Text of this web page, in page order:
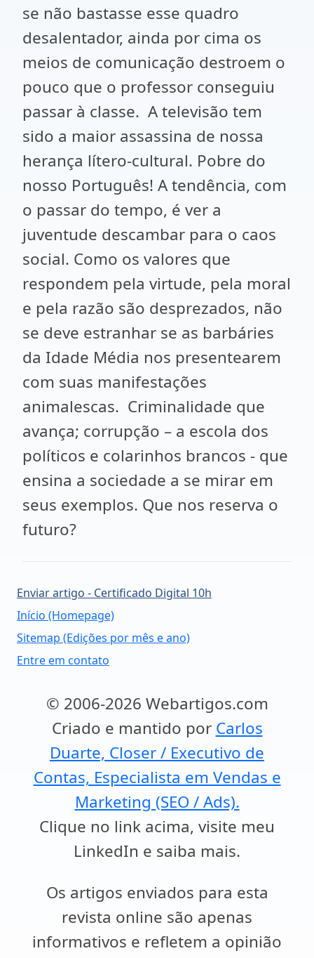
se não bastasse esse quadro
desalentador, ainda por cima os
meios de comunicação destroem o
pouco que o professor conseguiu
passar à classe. A televisão tem
sido a maior assassina de nossa
herança lítero-cultural. Pobre do
nosso Português! A tendência, com
o passar do tempo, é ver a
juventude descambar para o caos
social. Como os valores que
respondem pela virtude, pela moral
e pela razão são desprezados, não
se deve estranhar se as barbáries
da Idade Média nos presentearem
com suas manifestações
animalescas. Criminalidade que
avança; corrupção – a escola dos
políticos e colarinhos brancos - que
ensina a sociedade a se mirar em
seus exemplos. Que nos reserva o
futuro?
Enviar artigo - Certificado Digital 10h
Início (Homepage)
Sitemap (Edições por mês e ano)
Entre em contato
© 2006-2026 Webartigos.com
Criado e mantido por Carlos
Duarte, Closer / Executivo de
Contas, Especialista em Vendas e
Marketing (SEO / Ads).
Clique no link acima, visite meu
LinkedIn e saiba mais.
Os artigos enviados para esta
revista online são apenas
informativos e refletem a opinião